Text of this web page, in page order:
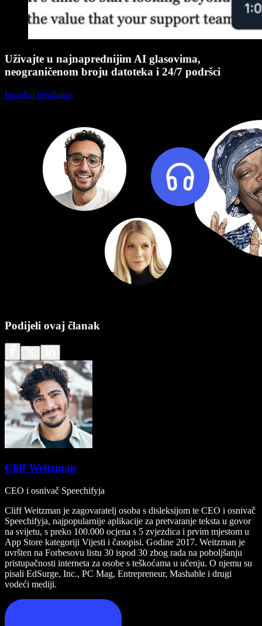
Uživajte u najnaprednijim AI glasovima,
neograničenom broju datoteka i 24/7 podršci
Isprobaj besplatno
Podijeli ovaj članak
Cliff Weitzman
CEO i osnivač Speechifyja
Cliff Weitzman je zagovaratelj osoba s disleksijom te CEO i osnivač
Speechifyja, najpopularnije aplikacije za pretvaranje teksta u govor
na svijetu, s preko 100.000 ocjena s 5 zvjezdica i prvim mjestom u
App Store kategoriji Vijesti i časopisi. Godine 2017. Weitzman je
uvršten na Forbesovu listu 30 ispod 30 zbog rada na poboljšanju
pristupačnosti interneta za osobe s teškoćama u učenju. O njemu su
pisali EdSurge, Inc., PC Mag, Entrepreneur, Mashable i drugi
vodeći mediji.